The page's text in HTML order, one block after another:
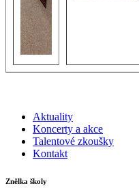
Aktuality
Koncerty a akce
Talentové zkoušky
Kontakt
Znělka školy